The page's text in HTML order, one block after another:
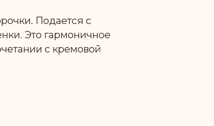
Подается с
Это гармоничное
с кремовой